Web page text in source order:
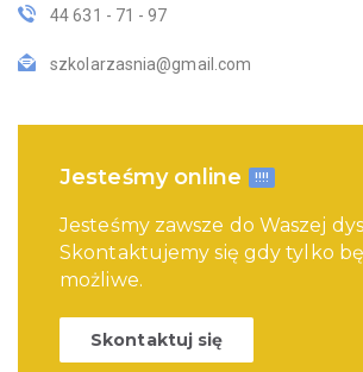
44 631 - 71 - 97
szkolarzasnia@gmail.com
Jesteśmy online !!!!
Jesteśmy zawsze do Waszej
Skontaktujemy się gdy tylko
możliwe.
Skontaktuj się